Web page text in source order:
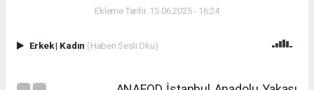
Ekleme Tarihi: 15.06.2025 - 16:24
Erkek| Kadın (Haberi Sesli Oku)